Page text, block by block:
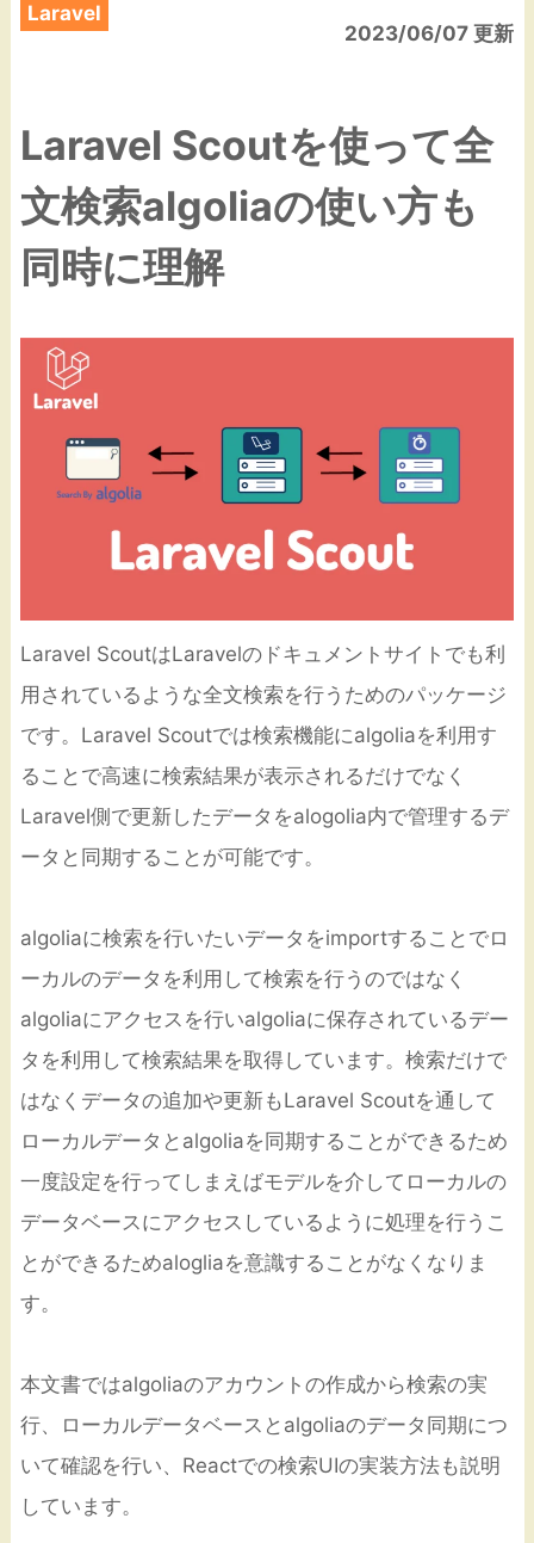
Laravel
2023/06/07 更新
Laravel Scoutを使って全
文検索algoliaの使い方も
同時に理解
Laravel ScoutはLaravelのドキュメントサイトでも利
用されているような全文検索を行うためのパッケージ
です。Laravel Scoutでは検索機能にalgoliaを利用す
ることで高速に検索結果が表示されるだけでなく
Laravel側で更新したデータをalogolia内で管理するデ
ータと同期することが可能です。
algoliaに検索を行いたいデータをimportすることでロ
ーカルのデータを利用して検索を行うのではなく
algoliaにアクセスを行いalgoliaに保存されているデー
タを利用して検索結果を取得しています。検索だけで
はなくデータの追加や更新もLaravel Scoutを通して
ローカルデータとalgoliaを同期することができるため
一度設定を行ってしまえばモデルを介してローカルの
データベースにアクセスしているように処理を行うこ
とができるためalogliaを意識することがなくなりま
す。
本文書ではalgoliaのアカウントの作成から検索の実
行、ローカルデータベースとalgoliaのデータ同期につ
いて確認を行い、Reactでの検索UIの実装方法も説明
しています。